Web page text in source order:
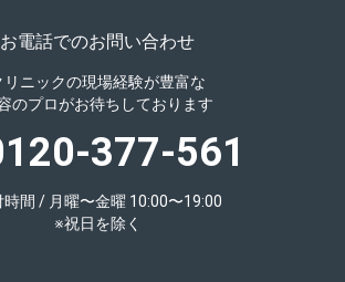
お電話でのお問い合わせ
リニックの現場経験が豊富な
のプロがお待ちしております
377-561
時間 / 月曜〜金曜 10:00〜19:00
※祝日を除く